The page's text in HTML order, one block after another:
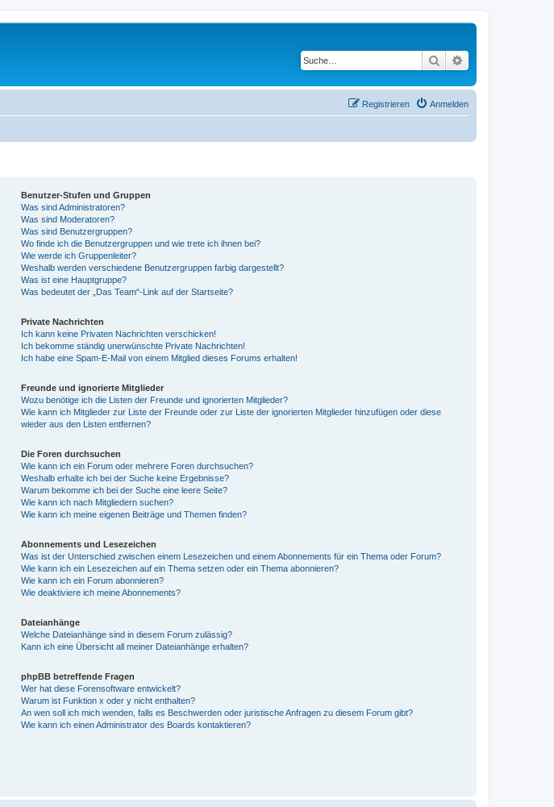
Suche
Anmelden
Registrieren
Benutzer-Stufen und Gruppen
Was sind Administratoren?
Was sind Moderatoren?
Was sind Benutzergruppen?
Wo finde ich die Benutzergruppen und wie trete ich ihnen bei?
Wie werde ich Gruppenleiter?
Weshalb werden verschiedene Benutzergruppen farbig dargestellt?
Was ist eine Hauptgruppe?
Was bedeutet der „Das Team“-Link auf der Startseite?
Private Nachrichten
Ich kann keine Privaten Nachrichten verschicken!
Ich bekomme ständig unerwünschte Private Nachrichten!
Ich habe eine Spam-E-Mail von einem Mitglied dieses Forums erhalten!
Freunde und ignorierte Mitglieder
Wozu benötige ich die Listen der Freunde und ignorierten Mitglieder?
Wie kann ich Mitglieder zur Liste der Freunde oder zur Liste der ignorierten Mitglieder hinzufügen oder diese
wieder aus den Listen entfernen?
Die Foren durchsuchen
Wie kann ich ein Forum oder mehrere Foren durchsuchen?
Weshalb erhalte ich bei der Suche keine Ergebnisse?
Warum bekomme ich bei der Suche eine leere Seite?
Wie kann ich nach Mitgliedern suchen?
Wie kann ich meine eigenen Beiträge und Themen finden?
Abonnements und Lesezeichen
Was ist der Unterschied zwischen einem Lesezeichen und einem Abonnements für ein Thema oder Forum?
Wie kann ich ein Lesezeichen auf ein Thema setzen oder ein Thema abonnieren?
Wie kann ich ein Forum abonnieren?
Wie deaktiviere ich meine Abonnements?
Dateianhänge
Welche Dateianhänge sind in diesem Forum zulässig?
Kann ich eine Übersicht all meiner Dateianhänge erhalten?
phpBB betreffende Fragen
Wer hat diese Forensoftware entwickelt?
Warum ist Funktion x oder y nicht enthalten?
An wen soll ich mich wenden, falls es Beschwerden oder juristische Anfragen zu diesem Forum gibt?
Wie kann ich einen Administrator des Boards kontaktieren?